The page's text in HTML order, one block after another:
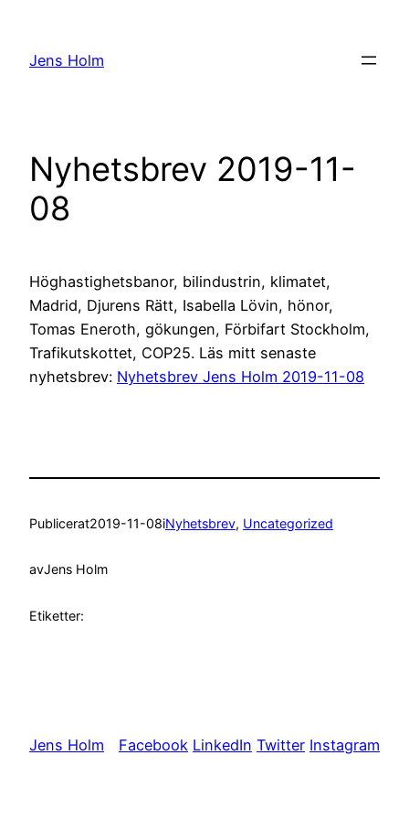
innehåll
Jens Holm
Nyhetsbrev 2019-11-
08
Höghastighetsbanor, bilindustrin, klimatet,
Madrid, Djurens Rätt, Isabella Lövin, hönor,
Tomas Eneroth, gökungen, Förbifart Stockholm,
Trafikutskottet, COP25. Läs mitt senaste
nyhetsbrev: Nyhetsbrev Jens Holm 2019-11-08
Publicerat2019-11-08iNyhetsbrev, Uncategorized
avJens Holm
Etiketter:
Jens Holm Facebook LinkedIn Twitter Instagram